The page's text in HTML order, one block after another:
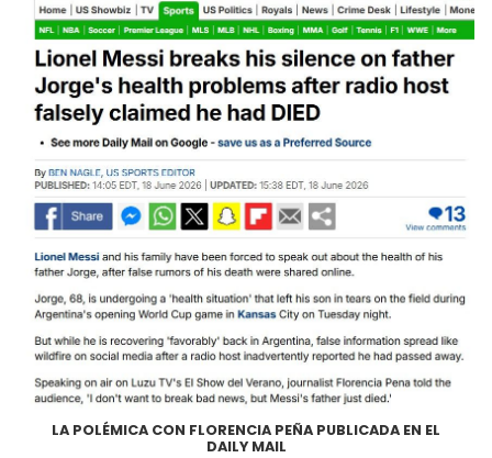
LA POLÉMICA CON FLORENCIA PEÑA PUBLICADA EN EL
DAILY MAIL